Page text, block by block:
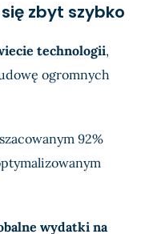
zbyt szybko
technologii,
ogromnych
92%
wydatki na